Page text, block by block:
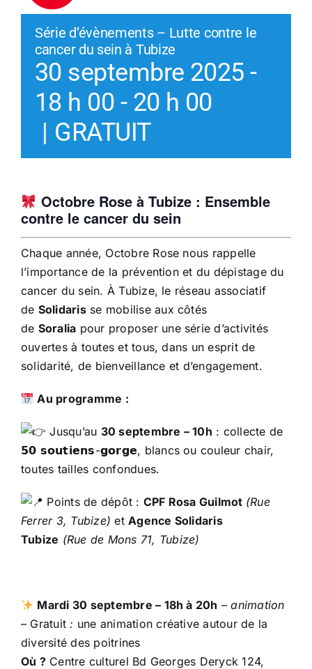
Série d’évènements – Lutte contre le
cancer du sein à Tubize
30 septembre 2025 -
18 h 00 - 20 h 00
| GRATUIT
Octobre Rose à Tubize : Ensemble
contre le cancer du sein
Chaque année, Octobre Rose nous rappelle
l’importance de la prévention et du dépistage du
cancer du sein. À Tubize, le réseau associatif
de Solidarisse mobilise aux côtés
de Soralia pour proposer une série d’activités
ouvertes à toutes et tous, dans un esprit de
solidarité, de bienveillance et d’engagement.
Au programme :
Jusqu’au 30 septembre – 10h : collecte de
𝟱𝟬 𝘀𝗼𝘂𝘁𝗶𝗲𝗻𝘀-𝗴𝗼𝗿𝗴𝗲, blancs ou couleur chair,
toutes tailles confondues.
Points de dépôt : CPF Rosa Guilmot (Rue
Ferrer 3, Tubize) etAgence Solidaris
Tubize (Rue de Mons 71, Tubize)
Mardi 30 septembre – 18h à 20h –animation
– Gratuit : une animation créative autour de la
diversité des poitrines
Où ?Centre culturel Bd Georges Deryck 124,